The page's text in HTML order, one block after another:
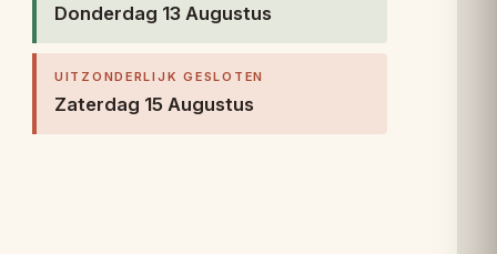
Donderdag 13 Augustus
UITZONDERLIJK GESLOTEN
Zaterdag 15 Augustus